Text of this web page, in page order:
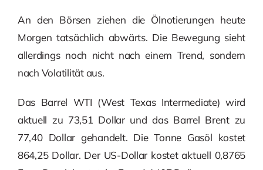
An den Börsen ziehen die Ölnotierungen heute
Morgen tatsächlich abwärts. Die Bewegung sieht
allerdings noch nicht nach einem Trend, sondern
nach Volatilität aus.
Das Barrel WTI (West Texas Intermediate) wird
aktuell zu 73,51 Dollar und das Barrel Brent zu
77,40 Dollar gehandelt. Die Tonne Gasöl kostet
864,25 Dollar. Der US-Dollar kostet aktuell 0,8765